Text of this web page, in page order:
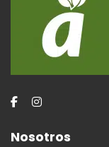
Nosotros